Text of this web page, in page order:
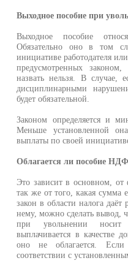
Выходное пособие при
Выходное пособие
Обязательно оно в том
инициативе работодателя
предусмотренных
назвать нельзя. В случае,
дисциплинарными
будет обязательной.
Законом определяется и
Меньше установленной
выплаты по своей
Облагается ли пособие
Это зависит в основном,
так же от того, какая
закон в области налога
нему, можно сделать вывод,
при увольнении носит
выплачивается в качестве
оно не облагается.
соответствии с